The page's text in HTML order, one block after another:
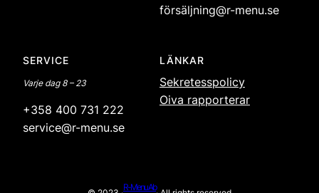
försäljning@r-menu.se
SERVICE
Varje dag 8 – 23
+358 400 731 222
service@r-menu.se
LÄNKAR
Sekretesspolicy
Oiva rapporterar
R-Menu Ab